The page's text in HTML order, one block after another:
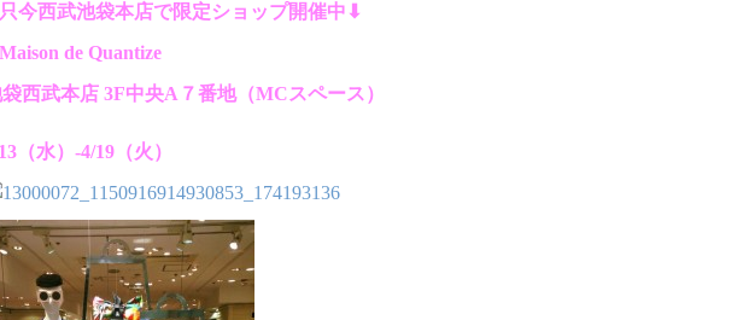
今西武池袋本店で限定ショップ開催中⬇︎
de Quantize
西武本店 3F中央A７番地（MCスペース）
（水）-4/19（火）